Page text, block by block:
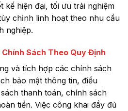
kế hiện đại, tối ưu trải nghiệm
chỉnh linh hoạt theo nhu cầu
nghiệp.
Sách Theo Quy Định
và tích hợp các chính sách
bảo mật thông tin, điều
thanh toán, chính sách
tiền. Việc công khai đầy đủ